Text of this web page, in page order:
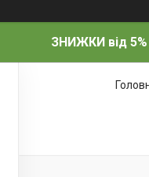
ЗНИЖКИ від